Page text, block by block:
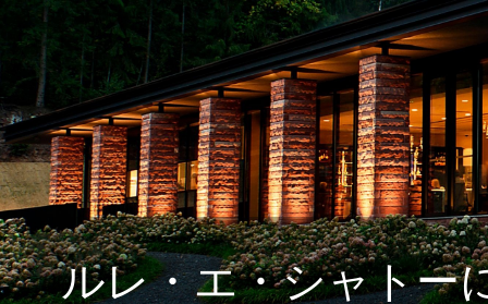
自分で創る旅(完全オーダーメイド旅)
ルレ・エ・シャトー